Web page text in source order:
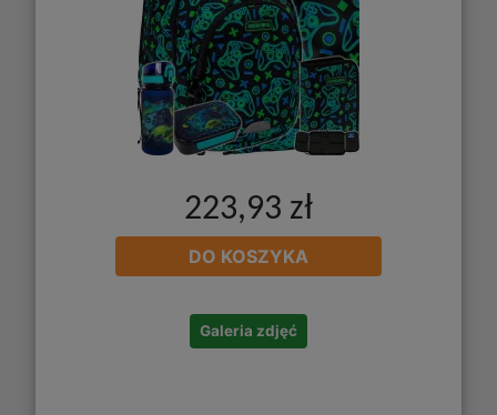
223,93 zł
DO KOSZYKA
Galeria zdjęć